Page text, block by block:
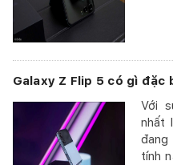
Galaxy Z Flip 5 có gì đặc
Với
nhất
tính